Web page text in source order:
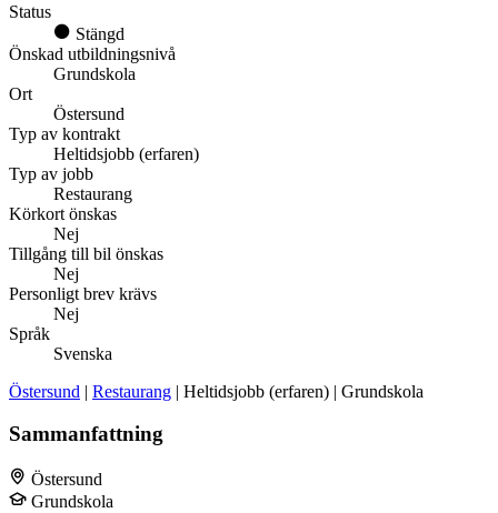
Status
Stängd
Önskad utbildningsnivå
Grundskola
Ort
Östersund
Typ av kontrakt
Heltidsjobb (erfaren)
Typ av jobb
Restaurang
Körkort önskas
Nej
Tillgång till bil önskas
Nej
Personligt brev krävs
Nej
Språk
Svenska
Östersund | Restaurang | Heltidsjobb (erfaren) | Grundskola
Sammanfattning
Östersund
Grundskola